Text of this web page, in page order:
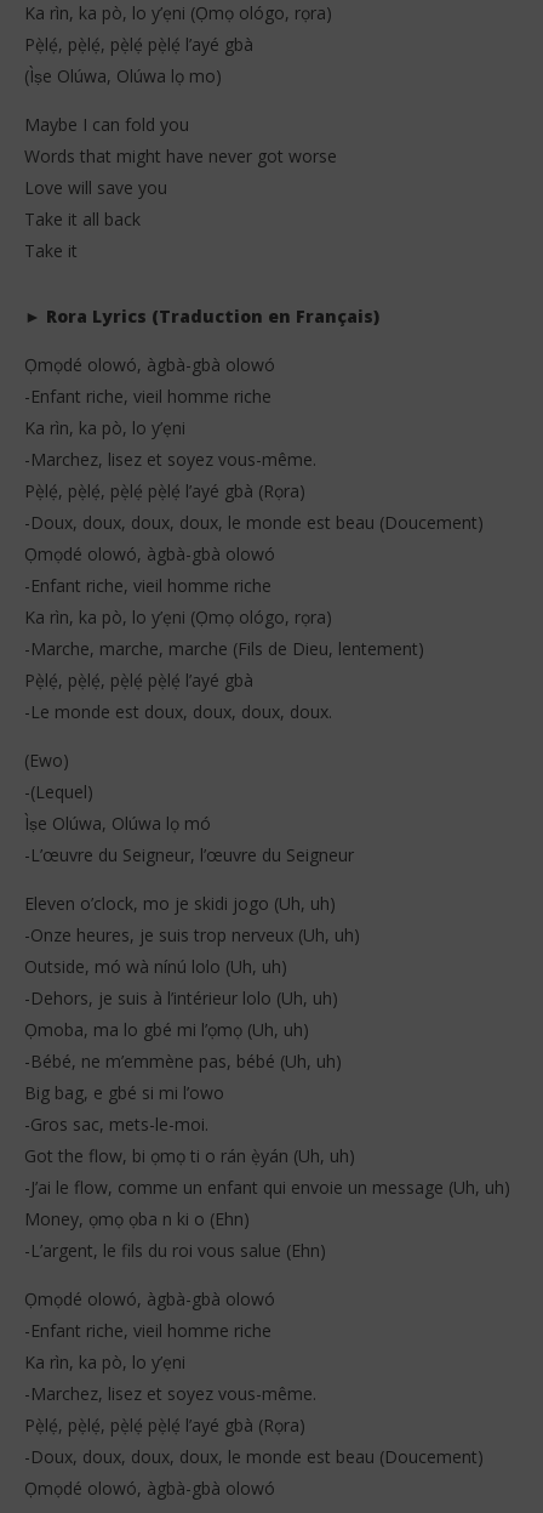
Ka rìn, ka pò, lo y’ẹni (Ọmọ ológo, rọra)
Pẹ̀lẹ́, pẹ̀lẹ́, pẹ̀lẹ́ pẹ̀lẹ́ l’ayé gbà
(Ìṣe Olúwa, Olúwa lọ mo)
Maybe I can fold you
Words that might have never got worse
Love will save you
Take it all back
Take it
► Rora Lyrics (Traduction en Français)
Ọmọdé olowó, àgbà-gbà olowó
-Enfant riche, vieil homme riche
Ka rìn, ka pò, lo y’ẹni
-Marchez, lisez et soyez vous-même.
Pẹ̀lẹ́, pẹ̀lẹ́, pẹ̀lẹ́ pẹ̀lẹ́ l’ayé gbà (Rọra)
-Doux, doux, doux, doux, le monde est beau (Doucement)
Ọmọdé olowó, àgbà-gbà olowó
-Enfant riche, vieil homme riche
Ka rìn, ka pò, lo y’ẹni (Ọmọ ológo, rọra)
-Marche, marche, marche (Fils de Dieu, lentement)
Pẹ̀lẹ́, pẹ̀lẹ́, pẹ̀lẹ́ pẹ̀lẹ́ l’ayé gbà
-Le monde est doux, doux, doux, doux.
(Ewo)
-(Lequel)
Ìṣe Olúwa, Olúwa lọ mó
-L’œuvre du Seigneur, l’œuvre du Seigneur
Eleven o’clock, mo je skidi jogo (Uh, uh)
-Onze heures, je suis trop nerveux (Uh, uh)
Outside, mó wà nínú lolo (Uh, uh)
-Dehors, je suis à l’intérieur lolo (Uh, uh)
Ọmoba, ma lo gbé mi l’ọmọ (Uh, uh)
-Bébé, ne m’emmène pas, bébé (Uh, uh)
Big bag, e gbé si mi l’owo
-Gros sac, mets-le-moi.
Got the flow, bi ọmọ ti o rán ẹ̀yán (Uh, uh)
-J’ai le flow, comme un enfant qui envoie un message (Uh, uh)
Money, ọmọ ọba n ki o (Ehn)
-L’argent, le fils du roi vous salue (Ehn)
Ọmọdé olowó, àgbà-gbà olowó
-Enfant riche, vieil homme riche
Ka rìn, ka pò, lo y’ẹni
-Marchez, lisez et soyez vous-même.
Pẹ̀lẹ́, pẹ̀lẹ́, pẹ̀lẹ́ pẹ̀lẹ́ l’ayé gbà (Rọra)
-Doux, doux, doux, doux, le monde est beau (Doucement)
Ọmọdé olowó, àgbà-gbà olowó